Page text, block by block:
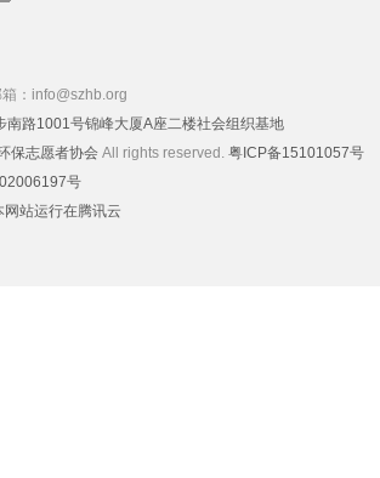
：info@szhb.org
南路1001号锦峰大厦A座二楼社会组织基地
保志愿者协会All rights reserved. 粤ICP备15101057号
号
网站运行在腾讯云